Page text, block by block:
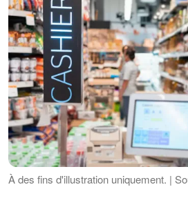
À des fins d'illustration uniquement. |